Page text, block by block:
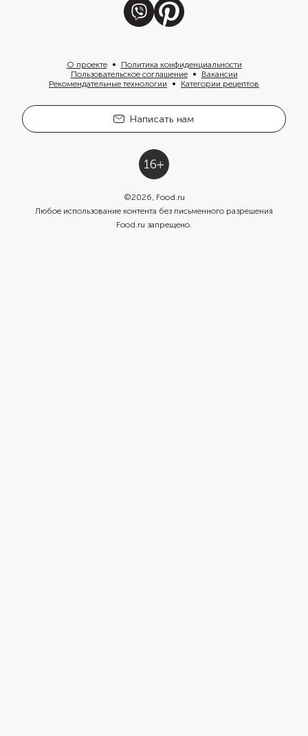
О проекте
Политика конфиденциальности
Пользовательское соглашение
Вакансии
Рекомендательные технологии
Категории рецептов
Написать нам
©2026, Food.ru
Любое использование контента без письменного разрешения
Food.ru запрещено.